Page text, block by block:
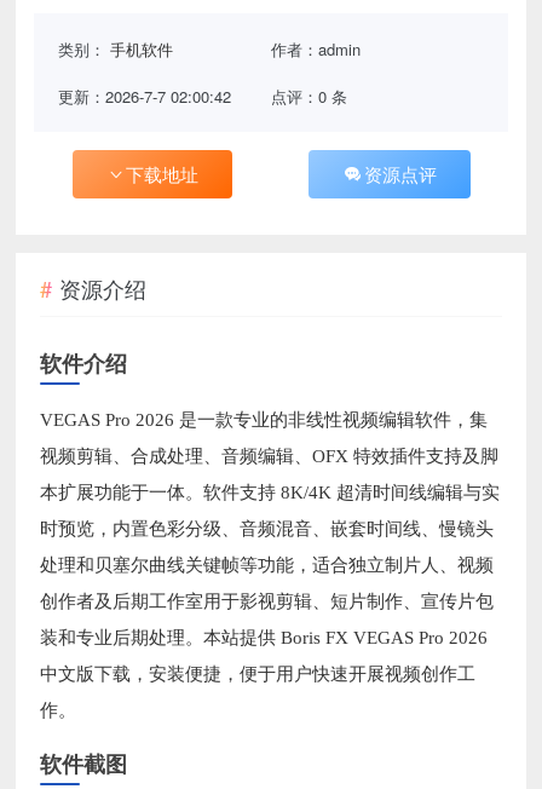
类别：手机软件 作者：admin
更新：2026-7-7 02:00:42 点评：0 条
下载地址 资源点评
资源介绍
软件介绍
VEGAS Pro 2026 是一款专业的非线性视频编辑软件，集
视频剪辑、合成处理、音频编辑、OFX 特效插件支持及脚
本扩展功能于一体。软件支持 8K/4K 超清时间线编辑与实
时预览，内置色彩分级、音频混音、嵌套时间线、慢镜头
处理和贝塞尔曲线关键帧等功能，适合独立制片人、视频
创作者及后期工作室用于影视剪辑、短片制作、宣传片包
装和专业后期处理。本站提供 Boris FX VEGAS Pro 2026
中文版下载，安装便捷，便于用户快速开展视频创作工
作。
软件截图